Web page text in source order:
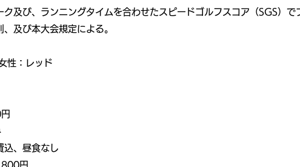
及び、ランニングタイムを合わせたスピードゴルフスコア（SGS）で
及び本大会規定による。
性：レッド
、昼食なし
円